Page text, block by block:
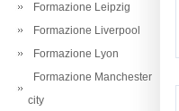
Formazione Leipzig
Formazione Liverpool
Formazione Lyon
Formazione Manchester
city